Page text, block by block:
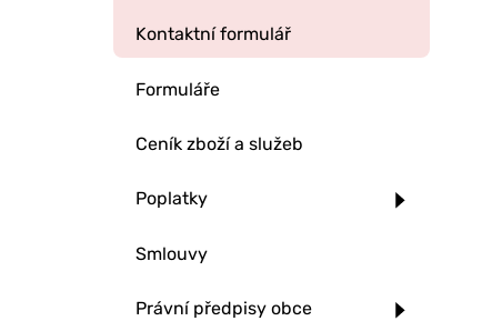
Kontaktní formulář
Formuláře
Ceník zboží a služeb
Poplatky
Smlouvy
Právní předpisy obce